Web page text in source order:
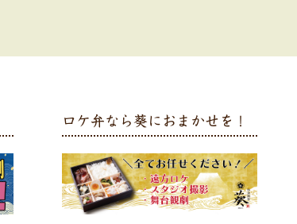
ロケ弁なら葵におまかせを！